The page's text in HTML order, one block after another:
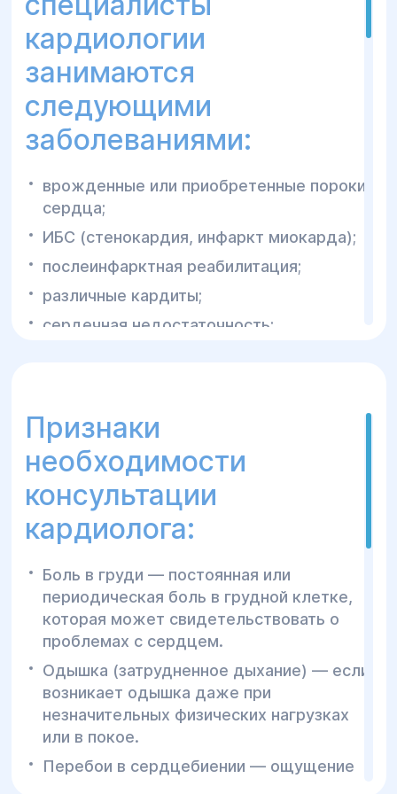
кардиологии
занимаются
следующими
заболеваниями:
врожденные или приобретенные пороки
сердца;
ИБС (стенокардия, инфаркт миокарда);
послеинфарктная реабилитация;
различные кардиты;
сердечная недостаточность;
заболеваний
Центр семейного здоровья и реабилитации
«Гелиос» предоставляет широкий спектр
диагностических методов для
обследования органов сердечно-
сосудистой системы:
ЭКГ – электрокардиография;
Ультразвуковое исследование сердца,
ЭХО-КГ;
Допплеровское УЗИ вен и артерий;
Суточное мониторирование
электрокардиографии с помощью
холтера;
Признаки
необходимости
консультации
кардиолога:
Боль в груди — постоянная или
периодическая боль в грудной клетке,
которая может свидетельствовать о
проблемах с сердцем.
Одышка (затрудненное дыхание) — если
возникает одышка даже при
незначительных физических нагрузках
или в покое.
Перебои в сердцебиении — ощущение